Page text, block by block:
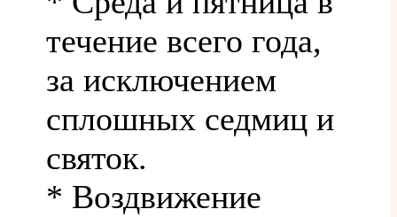
течение всего года,
за исключением
сплошных седмиц и
святок.
* Воздвижение